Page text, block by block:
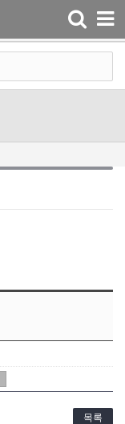
Toggle
navigation
목록